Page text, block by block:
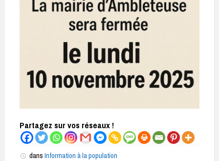
Partagez sur vos réseaux !
dans Information à la population